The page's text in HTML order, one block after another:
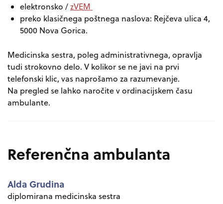
elektronsko /zVEM
preko klasičnega poštnega naslova: Rejčeva ulica 4,
5000 Nova Gorica.
Medicinska sestra, poleg administrativnega, opravlja
tudi strokovno delo. V kolikor se ne javi na prvi
telefonski klic, vas naprošamo za razumevanje.
Na pregled se lahko naročite v ordinacijskem času
ambulante.
Referenčna ambulanta
Alda Grudina
diplomirana medicinska sestra